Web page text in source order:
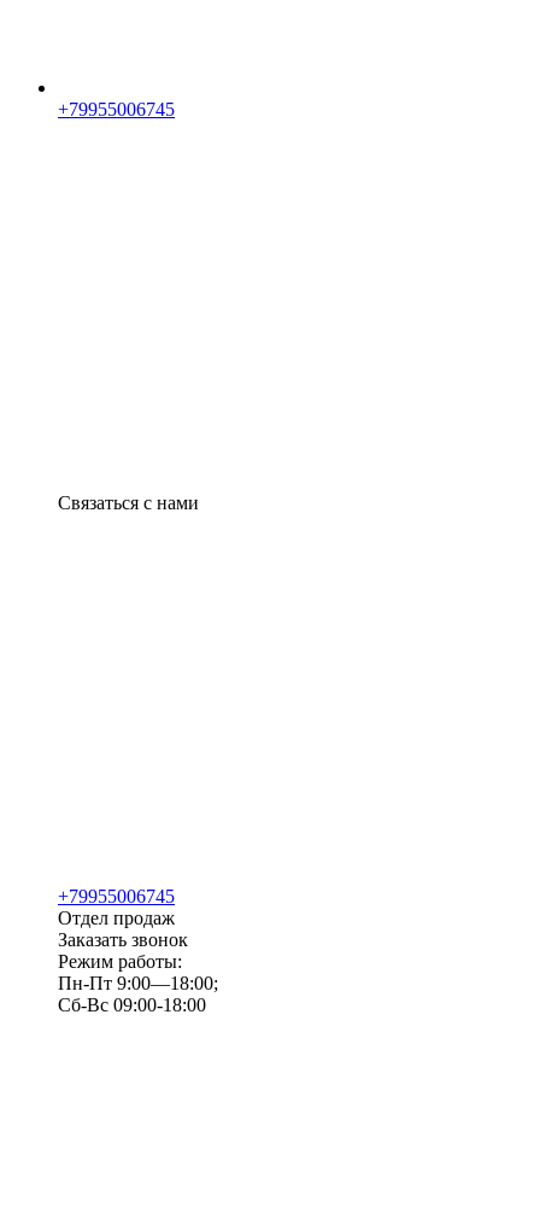
+79955006745
Связаться с нами
+79955006745
Отдел продаж
Заказать звонок
Режим работы:
Пн-Пт 9:00—18:00;
Сб-Вс 09:00-18:00